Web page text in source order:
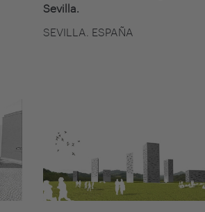
Sevilla.
SEVILLA. ESPAÑA